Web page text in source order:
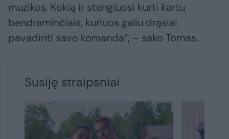
muzikos. Kokią ir stengiuosi kurti kartu
bendraminčiais, kuriuos galiu drąsiai
pavadinti savo komanda“, – sako Tomas.
Susiję straipsniai